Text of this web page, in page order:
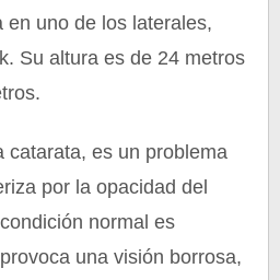
en uno de los laterales,
Su altura es de 24 metros
catarata, es un problema
por la opacidad del
normal es
una visión borrosa,